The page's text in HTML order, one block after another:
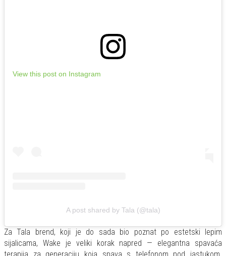
View this post on Instagram
A post shared by Tala (@tala)
Za Tala brend, koji je do sada bio poznat po estetski lepim
sijalicama, Wake je veliki korak napred — elegantna spavaća